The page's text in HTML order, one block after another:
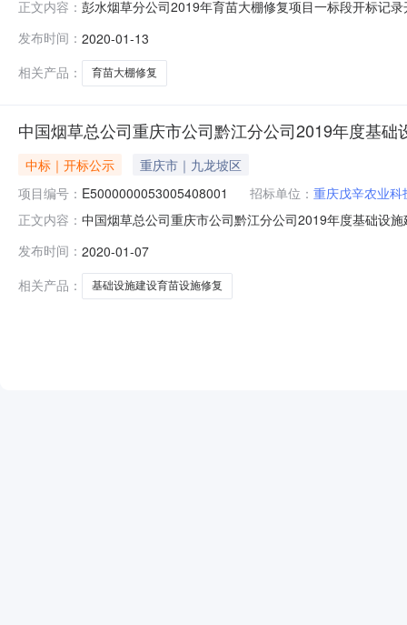
正文内容： 彭水烟草分公司2019年育苗大棚修复项目一标段开标记
南汉唐农业有限责任公司;项目负责人:;报价:0.00元/%;工
发布时间： 2020-01-13
相关产品：
育苗大棚修复
中国烟草总公司重庆市公司黔江分公司2019年度基
中标｜开标公示
重庆市｜九龙坡区
项目编号： E5000000053005408001 招标单位： 重庆戊辛农业科
正文内容： 中国烟草总公司重庆市公司黔江分公司2019年度基础设
间:未上传,投标人名称:上海湘农温室设备有限公司;项目
发布时间： 2020-01-07
相关产品：
基础设施建设育苗设施修复